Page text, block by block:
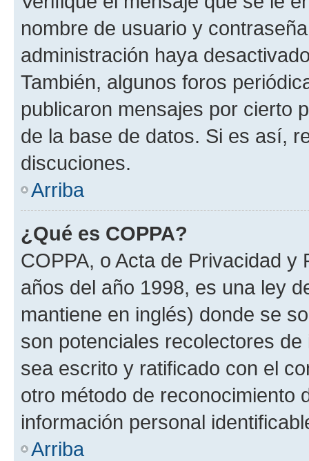
nombre de usuario y
administración haya
También, algunos foros
publicaron mensajes por cierto
de la base de datos. Si es así,
discuciones.
Arriba
¿Qué es COPPA?
COPPA, o Acta de Privacidad
años del año 1998, es una ley
mantiene en inglés) donde se
son potenciales recolectores
sea escrito y ratificado con el
otro método de reconocimiento
información personal
Arriba